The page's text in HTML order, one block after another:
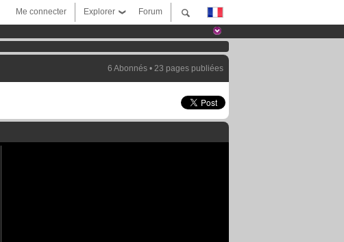
Forum
Explorer
Me connecter
6 Abonnés • 23 pages publiées